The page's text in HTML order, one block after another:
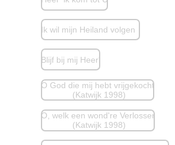
Ik wil mijn Heiland volgen
Blijf bij mij Heer'
O God die mij hebt vrijgekocht
(Katwijk 1998)
O, welk een wond're Verlosser
(Katwijk 1998)